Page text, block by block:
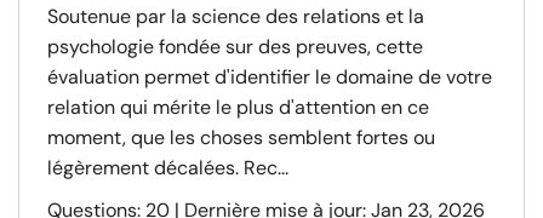
Soutenue par la science des relations et la
psychologie fondée sur des preuves, cette
évaluation permet d'identifier le domaine de votre
relation qui mérite le plus d'attention en ce
moment, que les choses semblent fortes ou
légèrement décalées. Rec...
Questions: 20 | Dernière mise à jour: Jan 23, 2026